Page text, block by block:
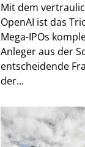
Mit dem
OpenAI ist das
Mega-IPOs
Anleger aus der
entscheidende
der...